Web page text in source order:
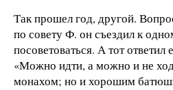
Так прошел год, другой.
по совету Ф. он съездил к
посоветоваться. А тот ответил
«Можно идти, а можно и не
монахом; но и хорошим